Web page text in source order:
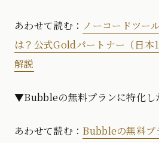
あわせて読む： ノーコードツー
は？公式Goldパートナー（日
解説
▼Bubbleの無料プランに特化し
あわせて読む： Bubbleの無料プ